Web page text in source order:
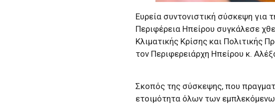
Ευρεία συντονιστική σύσκεψη για
Περιφέρεια Ηπείρου συγκάλεσε
Κλιματικής Κρίσης και Πολιτικής
τον Περιφερειάρχη Ηπείρου κ.
Σκοπός της σύσκεψης, που
ετοιμότητα όλων των